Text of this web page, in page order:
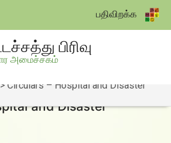
பதிவிறக்க
பிரிவு
அமைச்சகம்
> Circulars – Hospital and Disaster
and Disaster